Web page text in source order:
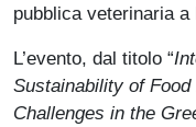
pubblica veterinaria a
L’evento, dal titolo “
Sustainability of
Challenges in the